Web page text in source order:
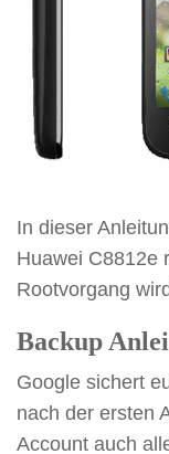
In dieser
Huawei C8812e
Rootvorgang
Backup
Google sichert
nach der ersten
Account auch